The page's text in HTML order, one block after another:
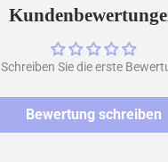
twittern
Schreiben Sie die erste
Bewertung schreiben